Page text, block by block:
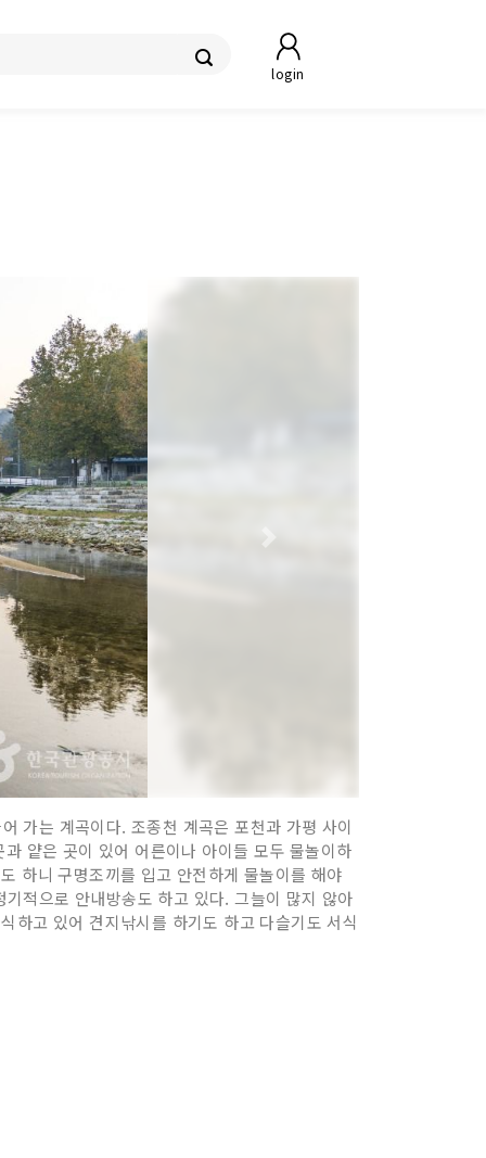
login
가는 계곡이다. 조종천 계곡은 포천과 가평 사이
얕은 곳이 있어 어른이나 아이들 모두 물놀이하
하니 구명조끼를 입고 안전하게 물놀이를 해야
적으로 안내방송도 하고 있다. 그늘이 많지 않아
하고 있어 견지낚시를 하기도 하고 다슬기도 서식